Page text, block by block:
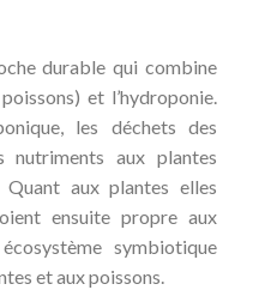
durable qui combine
et l’hydroponie.
les déchets des
nutriments aux plantes
aux plantes elles
ensuite propre aux
symbiotique
et aux poissons.